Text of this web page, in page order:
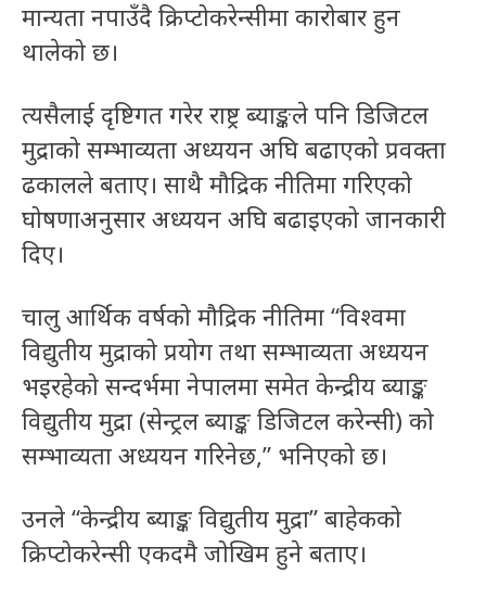
मान्यता नपाउँदै क्रिप्टोकरेन्सीमा कारोबार हुन
थालेको छ।
त्यसैलाई दृष्टिगत गरेर राष्ट्र ब्याङ्कले पनि डिजिटल
मुद्राको सम्भाव्यता अध्ययन अघि बढाएको प्रवक्ता
ढकालले बताए। साथै मौद्रिक नीतिमा गरिएको
घोषणाअनुसार अध्ययन अघि बढाइएको जानकारी
दिए।
चालु आर्थिक वर्षको मौद्रिक नीतिमा “विश्वमा
विद्युतीय मुद्राको प्रयोग तथा सम्भाव्यता अध्ययन
भइरहेको सन्दर्भमा नेपालमा समेत केन्द्रीय ब्याङ्क
विद्युतीय मुद्रा (सेन्ट्रल ब्याङ्क डिजिटल करेन्सी) को
सम्भाव्यता अध्ययन गरिनेछ,” भनिएको छ।
उनले “केन्द्रीय ब्याङ्क विद्युतीय मुद्रा” बाहेकको
क्रिप्टोकरेन्सी एकदमै जोखिम हुने बताए।